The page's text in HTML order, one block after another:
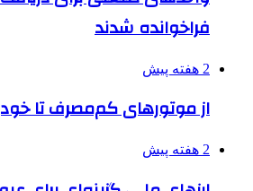
فراخوانده شدند
2 هفته پیش
از موتورهای کم‌مصرف تا
2 هفته پیش